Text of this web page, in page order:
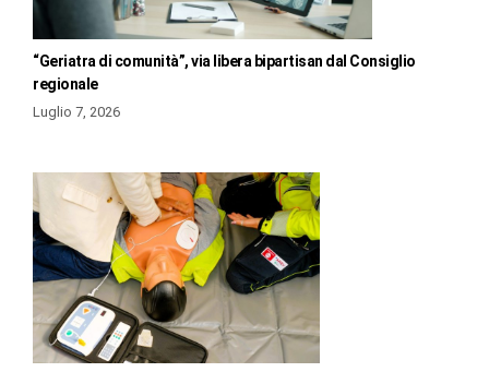
“Geriatra di comunità”, via libera bipartisan dal Consiglio
regionale
Luglio 7, 2026